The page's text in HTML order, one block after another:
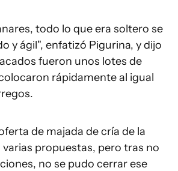
todo lo que era soltero se
y ágil", enfatizó Pigurina, y dijo
fueron unos lotes de
rápidamente al igual
de majada de cría de la
propuestas, pero tras no
no se pudo cerrar ese